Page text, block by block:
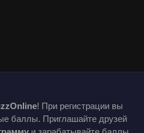
! При регистрации вы
баллы. Приглашайте друзей